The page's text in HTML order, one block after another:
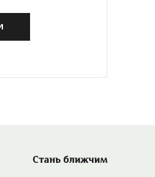
Стань ближчим